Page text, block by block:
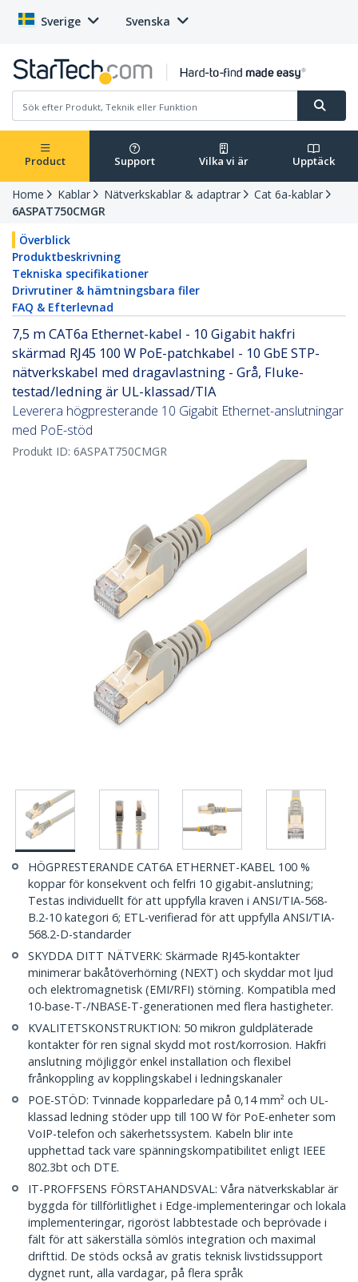
Sverige Svenska
Product Support Vilka vi är Upptäck
Home Kablar Nätverkskablar & adaptrar
Cat 6a-kablar
6ASPAT750CMGR
Överblick
Produktbeskrivning
Tekniska specifikationer
Drivrutiner & hämtningsbara filer
FAQ & Efterlevnad
7,5 m CAT6a Ethernet-kabel - 10 Gigabit hakfri
skärmad RJ45 100 W PoE-patchkabel - 10 GbE STP-
nätverkskabel med dragavlastning - Grå, Fluke-
testad/ledning är UL-klassad/TIA
Leverera högpresterande 10 Gigabit Ethernet-anslutningar
med PoE-stöd
Produkt ID: 6ASPAT750CMGR
HÖGPRESTERANDE CAT6A ETHERNET-KABEL 100 %
koppar för konsekvent och felfri 10 gigabit-anslutning;
Testas individuellt för att uppfylla kraven i ANSI/TIA-568-
B.2-10 kategori 6; ETL-verifierad för att uppfylla ANSI/TIA-
568.2-D-standarder
SKYDDA DITT NÄTVERK: Skärmade RJ45-kontakter
minimerar bakåtöverhörning (NEXT) och skyddar mot ljud
och elektromagnetisk (EMI/RFI) störning. Kompatibla med
10-base-T-/NBASE-T-generationen med flera hastigheter.
KVALITETSKONSTRUKTION: 50 mikron guldpläterade
kontakter för ren signal skydd mot rost/korrosion. Hakfri
anslutning möjliggör enkel installation och flexibel
frånkoppling av kopplingskabel i ledningskanaler
POE-STÖD: Tvinnade kopparledare på 0,14 mm² och UL-
klassad ledning stöder upp till 100 W för PoE-enheter som
VoIP-telefon och säkerhetssystem. Kabeln blir inte
upphettad tack vare spänningskompatibilitet enligt IEEE
802.3bt och DTE.
IT-PROFFSENS FÖRSTAHANDSVAL: Våra nätverkskablar är
byggda för tillförlitlighet i Edge-implementeringar och lokala
implementeringar, rigoröst labbtestade och beprövade i
fält för att säkerställa sömlös integration och maximal
drifttid. De stöds också av gratis teknisk livstidssupport
dygnet runt, alla vardagar, på flera språk